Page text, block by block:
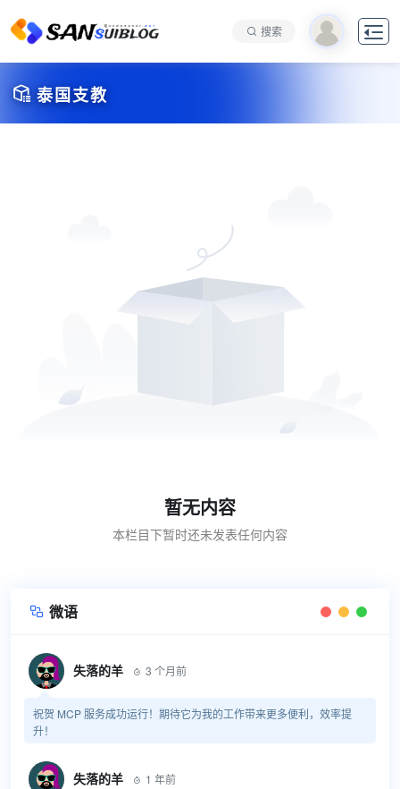
搜索 
 泰国支教
暂无内容
本栏目下暂时还未发表任何内容
 微语
失落的羊  3 个月前
祝贺 MCP 服务成功运行！期待它为我的工作带来更多便利，效率提
升！
失落的羊  1 年前